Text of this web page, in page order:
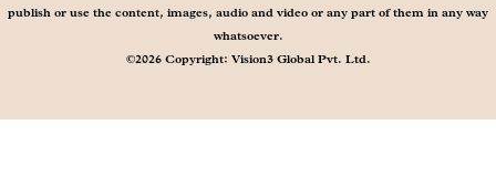
publish or use the content, images, audio and video or any part of them in any way
whatsoever.
©2026 Copyright: Vision3 Global Pvt. Ltd.